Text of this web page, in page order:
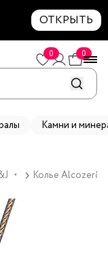
ОТКРЫТЬ
0 0
Камни и
▼ Колье